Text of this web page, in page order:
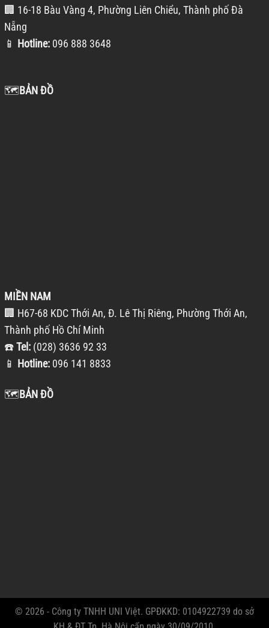
🏢 16-18 Bàu Vàng 4, Phường Liên Chiểu, Thành phố Đà
Nẵng
📱 Hotline: 096 888 3648
🗺️BẢN ĐỒ
MIỀN NAM
🏢 H67-68 KDC Thới An, Đ. Lê Thị Riêng, Phường Thới An,
Thành phố Hồ Chí Minh
☎️Tel: (028) 3636 92 33
📱 Hotline: 096 141 8833
🗺️BẢN ĐỒ
© 2026 - Công ty TNHH UNI Việt. GPĐKKD: 0104922739 do sở